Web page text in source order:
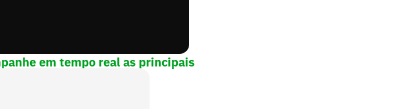
em tempo real as principais